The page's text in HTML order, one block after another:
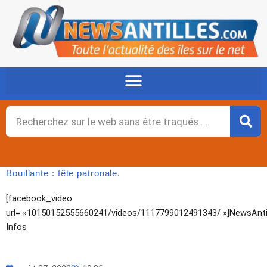
contenu
Rechercher
Bouillante : fête patronale.
[facebook_video
url= »10150152555660241/videos/1117799012491343/
Infos